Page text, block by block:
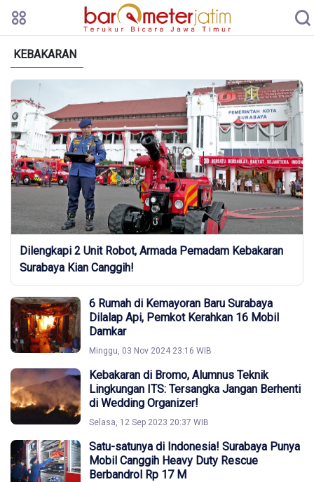
KEBAKARAN
Dilengkapi 2 Unit Robot, Armada Pemadam Kebakaran
Surabaya Kian Canggih!
6 Rumah di Kemayoran Baru Surabaya
Dilalap Api, Pemkot Kerahkan 16 Mobil
Damkar
Minggu, 03 Nov 2024 23:16 WIB
Kebakaran di Bromo, Alumnus Teknik
Lingkungan ITS: Tersangka Jangan Berhenti
di Wedding Organizer!
Selasa, 12 Sep 2023 20:37 WIB
Satu-satunya di Indonesia! Surabaya Punya
Mobil Canggih Heavy Duty Rescue
Berbandrol Rp 17 M